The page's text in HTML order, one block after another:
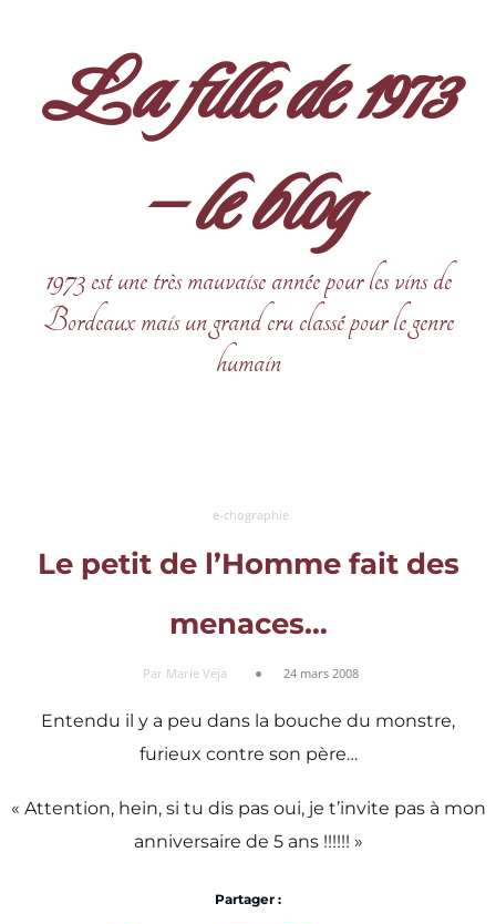
La fille de 1973
– le blog
1973 est une très mauvaise année pour les vins de
Bordeaux mais un grand cru classé pour le genre
humain
e-chographie
Le petit de l’Homme fait des
menaces…
Par Marie Véja 24 mars 2008
Entendu il y a peu dans la bouche du monstre,
furieux contre son père…
« Attention, hein, si tu dis pas oui, je t’invite pas à mon
anniversaire de 5 ans !!!!!! »
Partager :